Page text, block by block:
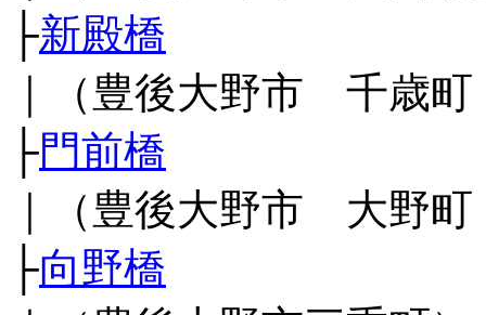
├新殿橋
｜（豊後大野市 千歳
├門前橋
｜（豊後大野市 大野
├向野橋